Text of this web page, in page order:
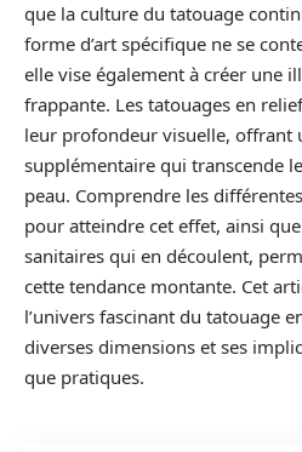
que la culture du tatouage
forme d’art spécifique ne se
elle vise également à créer une
frappante. Les tatouages en
leur profondeur visuelle, offrant
supplémentaire qui transcende
peau. Comprendre les
pour atteindre cet effet, ainsi
sanitaires qui en découlent,
cette tendance montante. Cet
l’univers fascinant du tatouage
diverses dimensions et ses
que pratiques.